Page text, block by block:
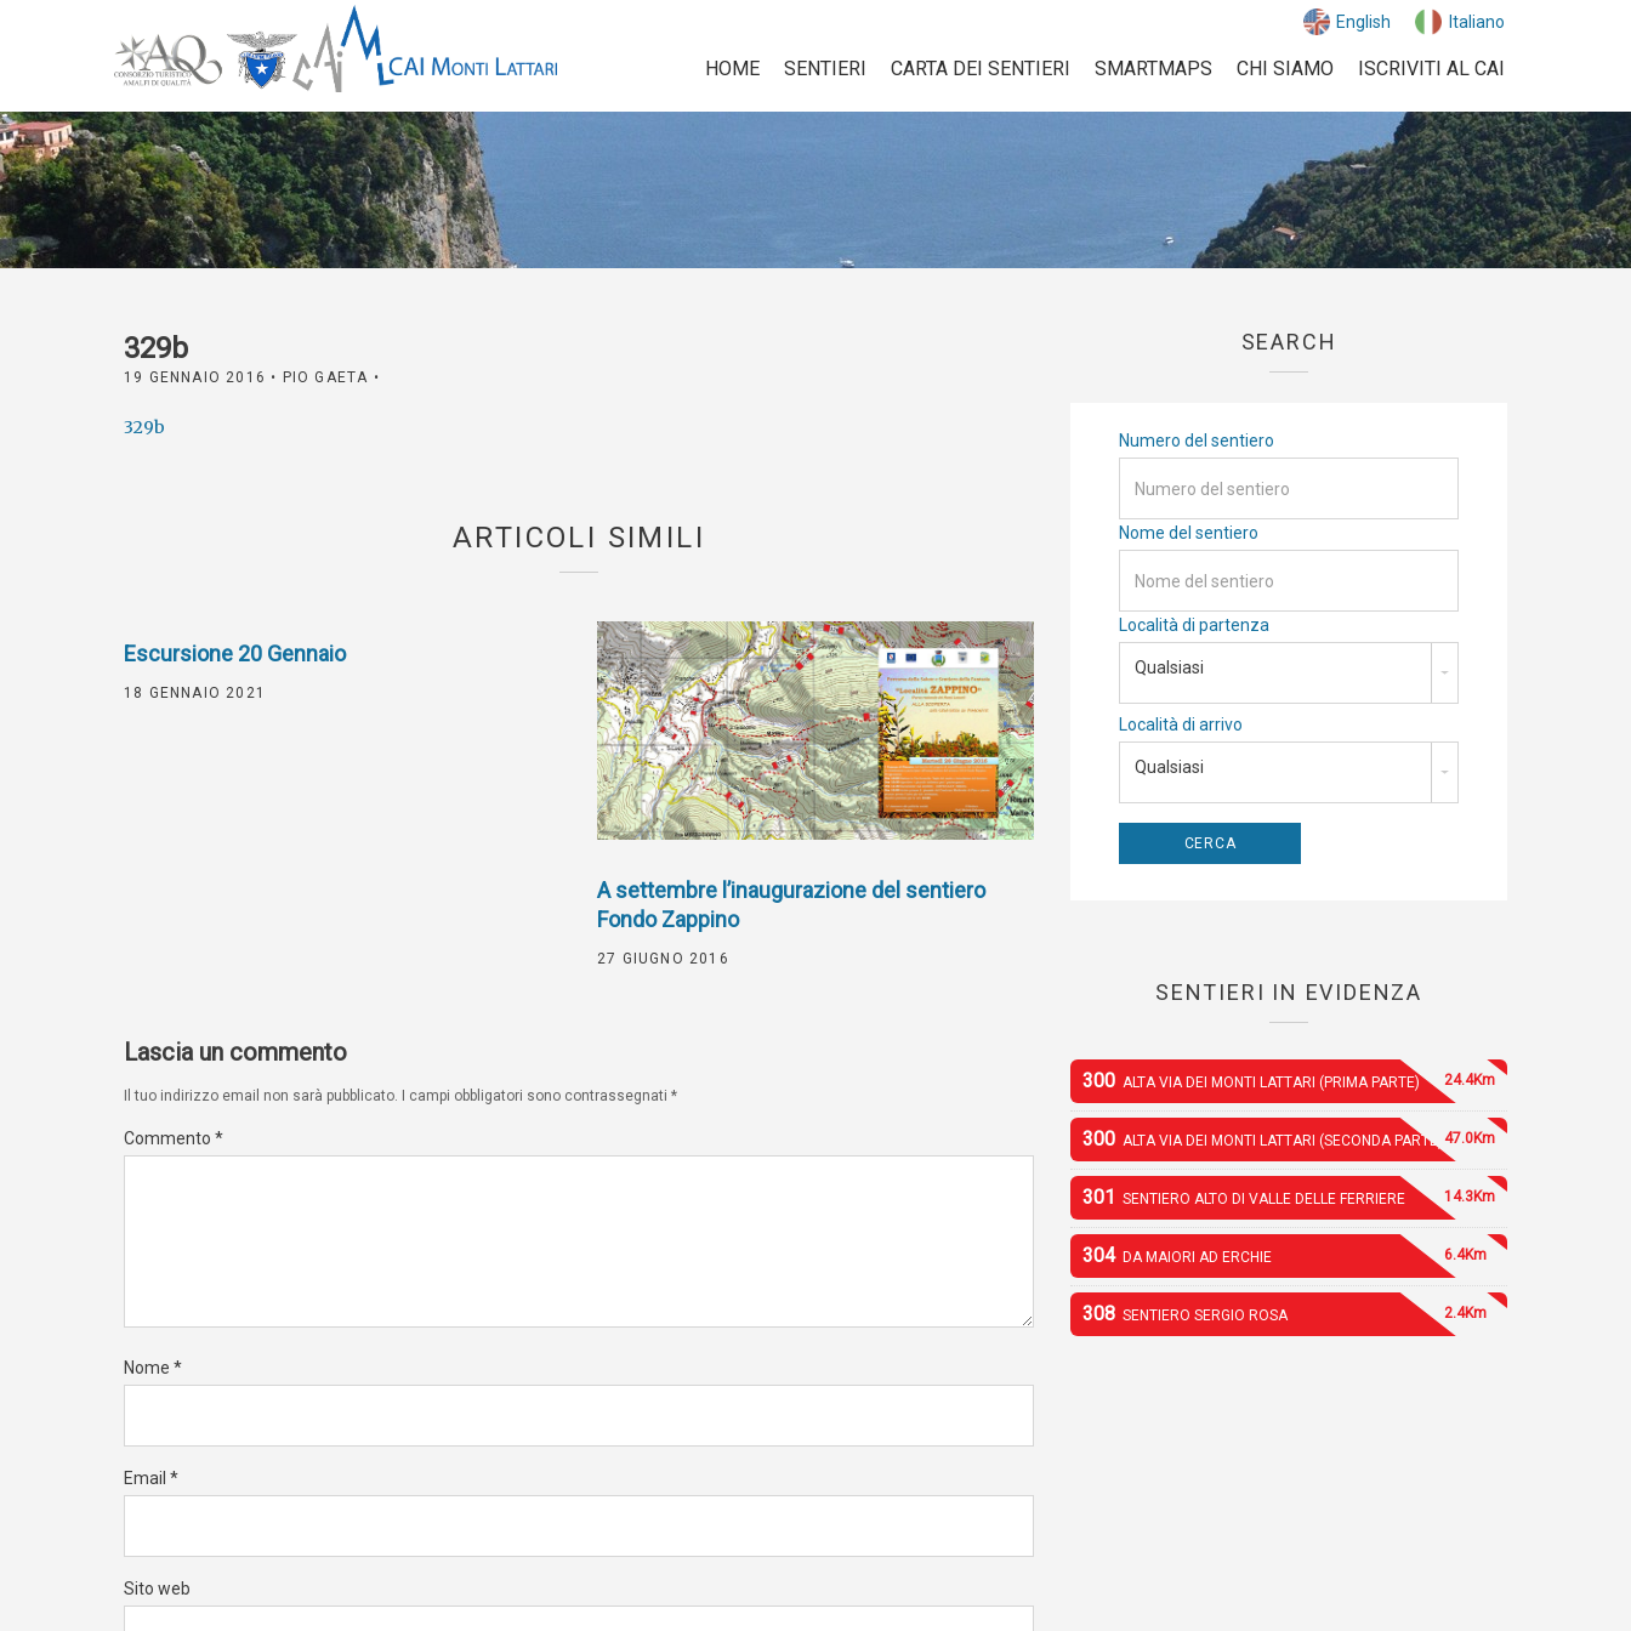
English Italiano
HOME SENTIERI CARTA DEI SENTIERI SMARTMAPS CHI SIAMO ISCRIVITI AL CAI
329b
19 GENNAIO 2016 • PIO GAETA •
329b
ARTICOLI SIMILI
Escursione 20 Gennaio
18 GENNAIO 2021
A settembre l’inaugurazione del sentiero
Fondo Zappino
27 GIUGNO 2016
Lascia un commento
Il tuo indirizzo email non sarà pubblicato. I campi obbligatori sono contrassegnati *
Commento *
Nome *
Email *
Sito web
SEARCH
Numero del sentiero
Nome del sentiero
Località di partenza
Qualsiasi
Località di arrivo
Qualsiasi
SENTIERI IN EVIDENZA
300 ALTA VIA DEI MONTI LATTARI (PRIMA PARTE) 24.4Km
300 ALTA VIA DEI MONTI LATTARI (SECONDA PARTE) 47.0Km
301 SENTIERO ALTO DI VALLE DELLE FERRIERE 14.3Km
304 DA MAIORI AD ERCHIE 6.4Km
308 SENTIERO SERGIO ROSA 2.4Km